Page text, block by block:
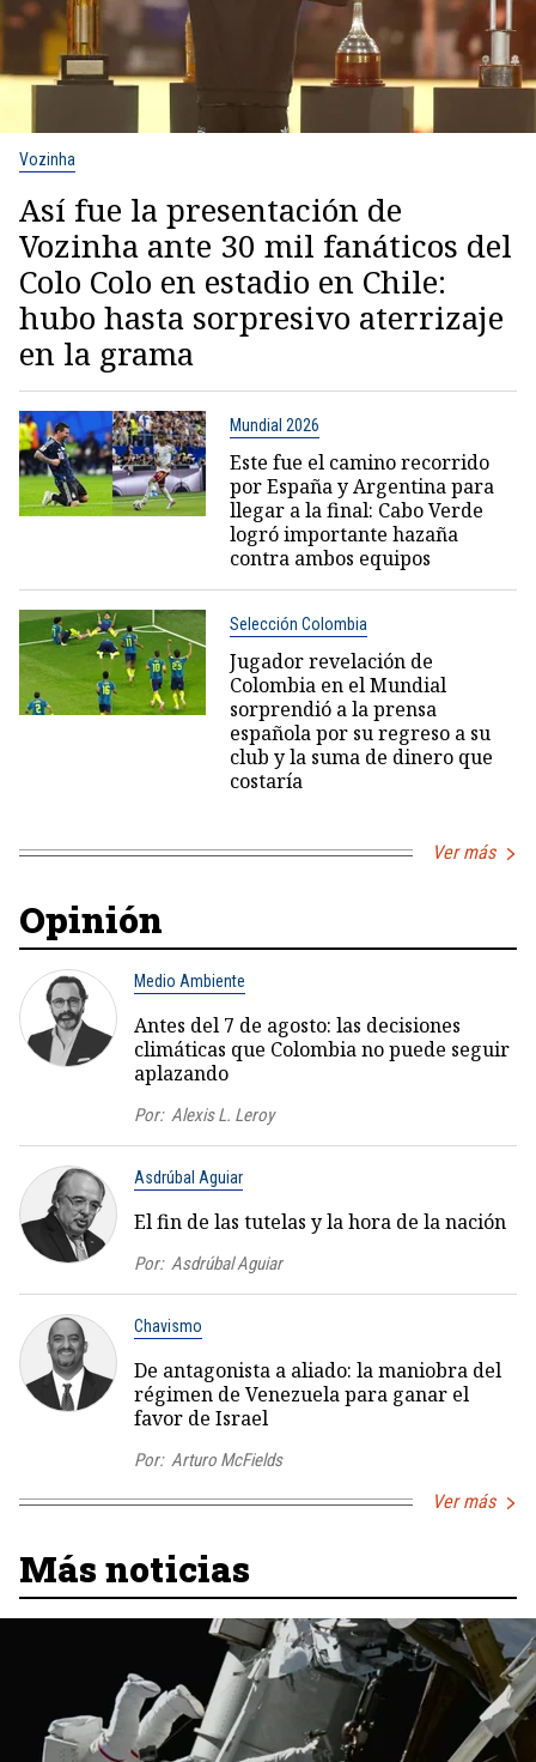
Vozinha
Así fue la presentación de
Vozinha ante 30 mil fanáticos del
Colo Colo en estadio en Chile:
hubo hasta sorpresivo aterrizaje
en la grama
Mundial 2026
Este fue el camino recorrido
por España y Argentina para
llegar a la final: Cabo Verde
logró importante hazaña
contra ambos equipos
Selección Colombia
Jugador revelación de
Colombia en el Mundial
sorprendió a la prensa
española por su regreso a su
club y la suma de dinero que
costaría
Ver más
Opinión
Medio Ambiente
Antes del 7 de agosto: las decisiones
climáticas que Colombia no puede seguir
aplazando
Por: Alexis L. Leroy
Asdrúbal Aguiar
El fin de las tutelas y la hora de la nación
Por: Asdrúbal Aguiar
Chavismo
De antagonista a aliado: la maniobra del
régimen de Venezuela para ganar el
favor de Israel
Por: Arturo McFields
Ver más
Más noticias